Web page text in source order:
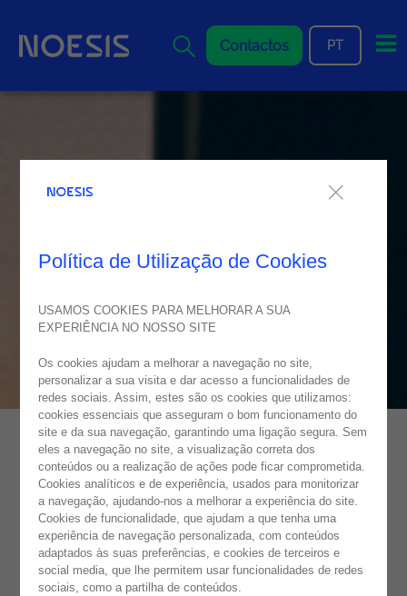
Contactos
PT
Política de Utilização de Cookies
USAMOS COOKIES PARA MELHORAR A SUA
EXPERIÊNCIA NO NOSSO SITE
Os cookies ajudam a melhorar a navegação no site,
personalizar a sua visita e dar acesso a funcionalidades de
redes sociais. Assim, estes são os cookies que utilizamos:
cookies essenciais que asseguram o bom funcionamento do
site e da sua navegação, garantindo uma ligação segura. Sem
eles a navegação no site, a visualização correta dos
conteúdos ou a realização de ações pode ficar comprometida.
Cookies analíticos e de experiência, usados para monitorizar
a navegação, ajudando-nos a melhorar a experiência do site.
Cookies de funcionalidade, que ajudam a que tenha uma
experiência de navegação personalizada, com conteúdos
adaptados às suas preferências, e cookies de terceiros e
social media, que lhe permitem usar funcionalidades de redes
sociais, como a partilha de conteúdos.